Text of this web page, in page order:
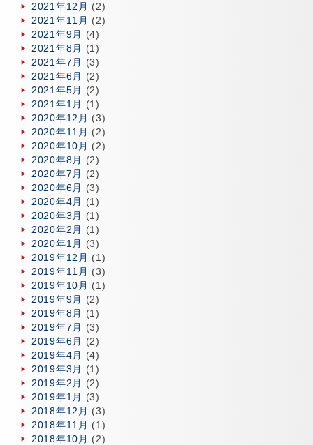
2021年12月 (2)
2021年11月 (2)
2021年9月
(4)
2021年8月
(1)
2021年7月
(3)
2021年6月
(2)
2021年5月
(2)
2021年1月
(1)
2020年12月 (3)
2020年11月 (2)
2020年10月 (2)
2020年8月
(2)
2020年7月
(2)
2020年6月
(3)
2020年4月
(1)
2020年3月
(1)
2020年2月
(1)
2020年1月
(3)
2019年12月 (1)
2019年11月 (3)
2019年10月 (1)
2019年9月
(2)
2019年8月
(1)
2019年7月
(3)
2019年6月
(2)
2019年4月
(4)
2019年3月
(1)
2019年2月
(2)
2019年1月
(3)
2018年12月 (3)
2018年11月 (1)
2018年10月 (2)